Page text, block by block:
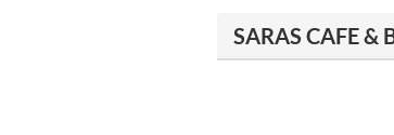
SARAS CAFE &